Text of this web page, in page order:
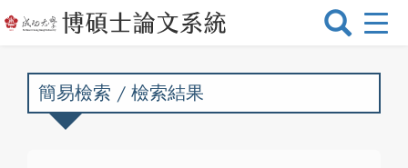
選
換
簡易檢索 / 檢索結果